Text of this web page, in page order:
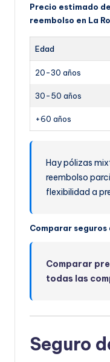
Precio estimado
reembolso en La
Edad
20-30 años
30-50 años
+60 años
Hay pólizas
reembolso
flexibilidad a
Comparar seguros
Comparar
todas las
Seguro